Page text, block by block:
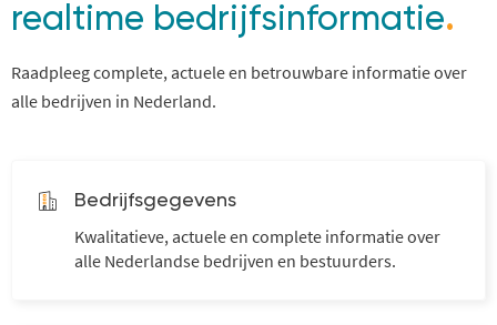
realtime bedrijfsinformatie.
Raadpleeg complete, actuele en betrouwbare informatie over
alle bedrijven in Nederland.
Bedrijfsgegevens
Kwalitatieve, actuele en complete informatie over
alle Nederlandse bedrijven en bestuurders.